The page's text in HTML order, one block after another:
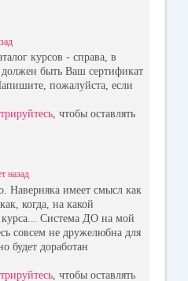
курсов - справа, в
быть Ваш сертификат
пожалуйста, если
, чтобы оставлять
назад
Наверняка имеет смысл как
когда, на какой
курса... Система ДО на мой
совсем не дружелюбна для
будет доработан
, чтобы оставлять